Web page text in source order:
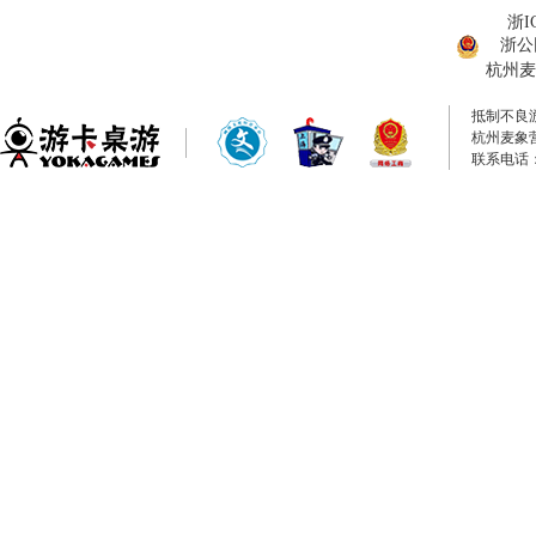
浙
浙公
杭州
抵制不良
杭州麦象
联系电话